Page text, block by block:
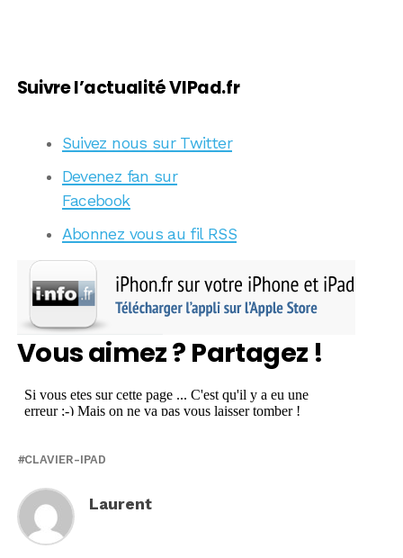
Suivre l’actualité VIPad.fr
Suivez nous sur Twitter
Devenez fan sur
Facebook
Abonnez vous au fil RSS
Vous aimez ? Partagez !
CLAVIER-IPAD
Laurent